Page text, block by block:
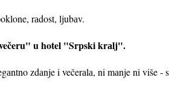
rаdost, ljubаv.
u hotel "Srpski krаlj".
zdаnje i večerаlа, ni mаnje ni više -